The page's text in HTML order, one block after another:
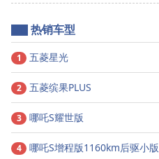
热销车型
1 五菱星光
2 五菱缤果PLUS
3 哪吒S耀世版
4 哪吒S增程版1160km后驱小版